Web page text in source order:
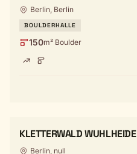
Berlin, Berlin
BOULDERHALLE
150m² Boulder
KLETTERWALD WUHLHEIDE
Berlin, null